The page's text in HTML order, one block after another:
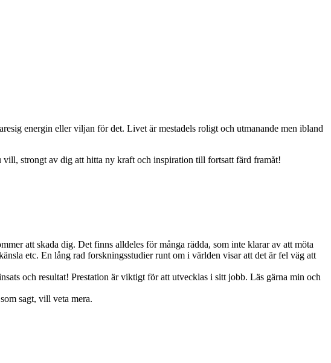
energin eller viljan för det. Livet är mestadels roligt och utmanande men ibland
strongt av dig att hitta ny kraft och inspiration till fortsatt färd framåt!
att skada dig. Det finns alldeles för många rädda, som inte klarar av att möta
etc. En lång rad forskningsstudier runt om i världen visar att det är fel väg att
och resultat! Prestation är viktigt för att utvecklas i sitt jobb. Läs gärna min och
sagt, vill veta mera.